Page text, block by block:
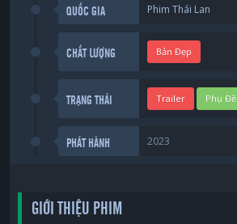
QUỐC GIA Phim Thái Lan
CHẤT LƯỢNG Bản Đẹp
TRẠNG THÁI Trailer Phụ Đề
PHÁT HÀNH 2023
GIỚI THIỆU PHIM